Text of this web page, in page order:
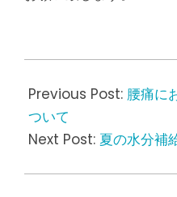
06-
10
Previous Post: 腰痛に
ついて
Next Post: 夏の水分補